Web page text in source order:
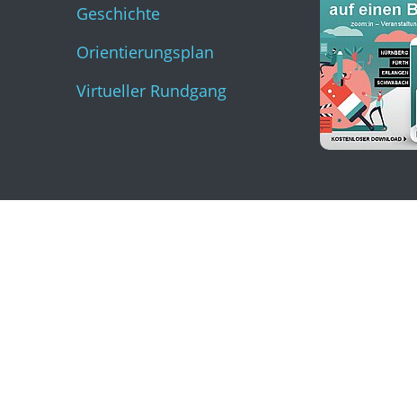
Geschichte
Orientierungsplan
Virtueller Rundgang